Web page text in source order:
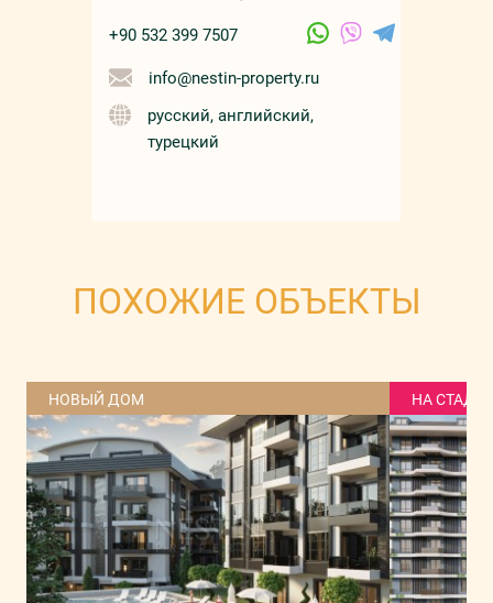
+90 532 399 7507
info@nestin-property.ru
русский, английский,
турецкий
ПОХОЖИЕ ОБЪЕКТЫ
НОВЫЙ ДОМ НА